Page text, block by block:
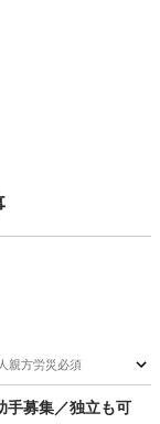
親方労災必須
手募集／独立も可